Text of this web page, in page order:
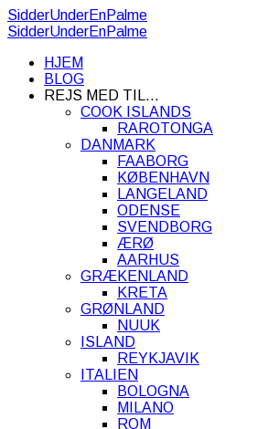
SidderUnderEnPalme
SidderUnderEnPalme
HJEM
BLOG
REJS MED TIL…
COOK ISLANDS
RAROTONGA
DANMARK
FAABORG
KØBENHAVN
LANGELAND
ODENSE
SVENDBORG
ÆRØ
AARHUS
GRÆKENLAND
KRETA
GRØNLAND
NUUK
ISLAND
REYKJAVIK
ITALIEN
BOLOGNA
MILANO
ROM